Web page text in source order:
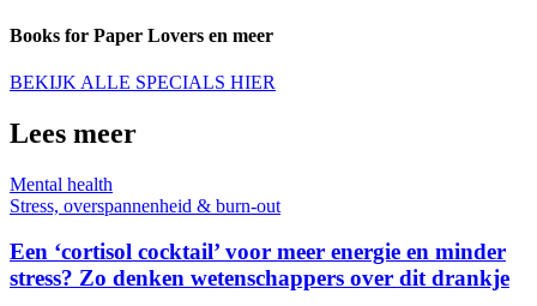
Books for Paper Lovers en meer
BEKIJK ALLE SPECIALS HIER
Lees meer
Mental health
Stress, overspannenheid & burn-out
Een ‘cortisol cocktail’ voor meer energie en minder
stress? Zo denken wetenschappers over dit drankje